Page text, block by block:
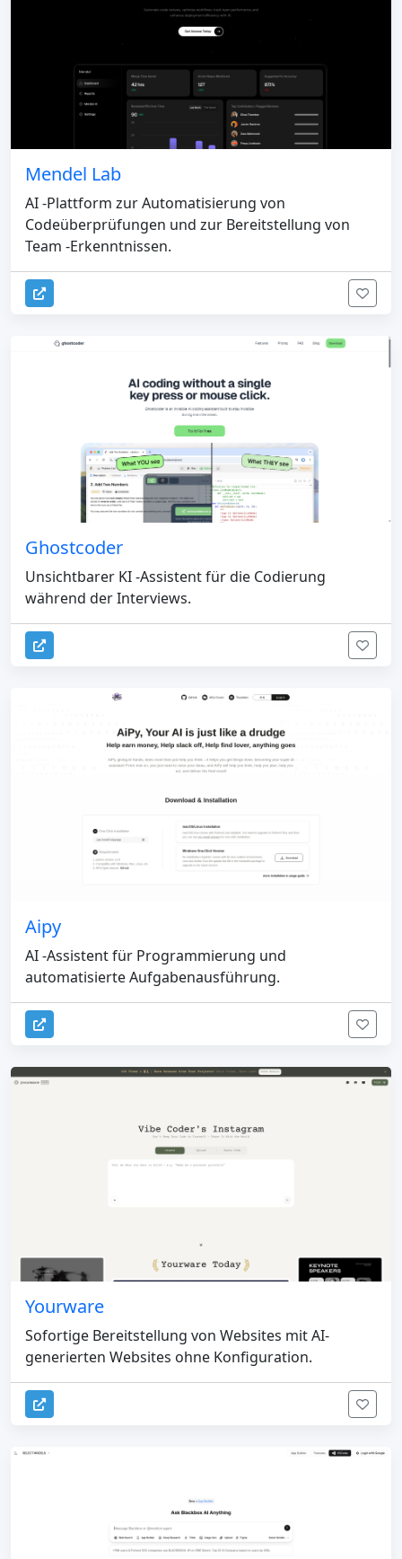
Mendel Lab
AI -Plattform zur Automatisierung von
Codeüberprüfungen und zur Bereitstellung von
Team -Erkenntnissen.
Ghostcoder
Unsichtbarer KI -Assistent für die Codierung
während der Interviews.
Aipy
AI -Assistent für Programmierung und
automatisierte Aufgabenausführung.
Yourware
Sofortige Bereitstellung von Websites mit AI-
generierten Websites ohne Konfiguration.